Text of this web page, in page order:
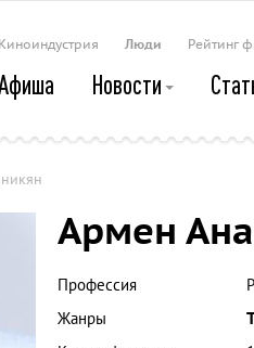
Киноиндустрия Люди Рейтинг
Новости
Армен
Профессия
Жанры